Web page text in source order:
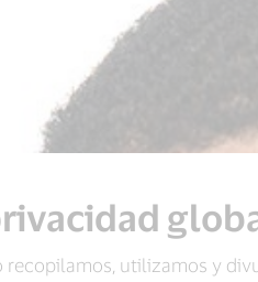
recopilamos, utilizamos y